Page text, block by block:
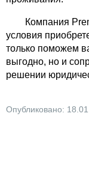
Компания
условия
только поможем
выгодно, но и
решении
Опубликовано: